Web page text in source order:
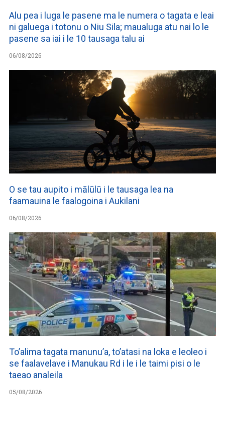
Alu pea i luga le pasene ma le numera o tagata e leai
ni galuega i totonu o Niu Sila; maualuga atu nai lo le
pasene sa iai i le 10 tausaga talu ai
06/08/2026
O se tau aupito i mālūlū i le tausaga lea na
faamauina le faalogoina i Aukilani
06/08/2026
To’alima tagata manunu’a, to’atasi na loka e leoleo i
se faalavelave i Manukau Rd i le i le taimi pisi o le
taeao analeila
05/08/2026